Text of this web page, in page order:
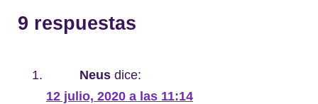
9 respuestas
Neus dice:
12 julio, 2020 a las 11:14